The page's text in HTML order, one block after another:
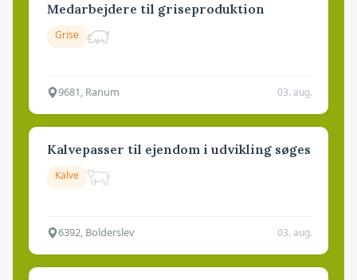
Medarbejdere til griseproduktion
Grise
9681, Ranum 03. aug.
Kalvepasser til ejendom i udvikling søges
Kalve
6392, Bolderslev 03. aug.